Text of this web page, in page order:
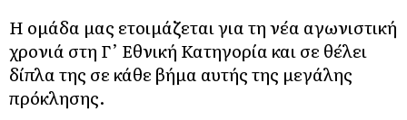
Η ομάδα μας ετοιμάζεται για τη νέα αγωνιστική
χρονιά στη Γ’ Εθνική Κατηγορία και σε θέλει
δίπλα της σε κάθε βήμα αυτής της μεγάλης
πρόκλησης.